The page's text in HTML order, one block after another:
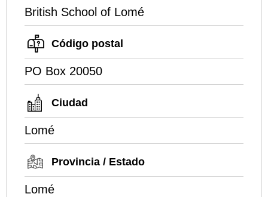
British School of Lomé
Código postal
PO Box 20050
Ciudad
Lomé
Provincia / Estado
Lomé